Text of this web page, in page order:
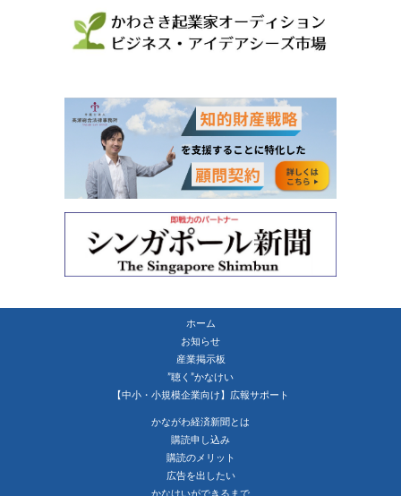
ホーム
お知らせ
産業掲示板
”聴く”かなけい
【中小・小規模企業向け】広報サポート
かながわ経済新聞とは
購読申し込み
購読のメリット
広告を出したい